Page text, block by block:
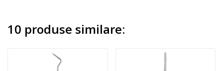
10 produse similare: